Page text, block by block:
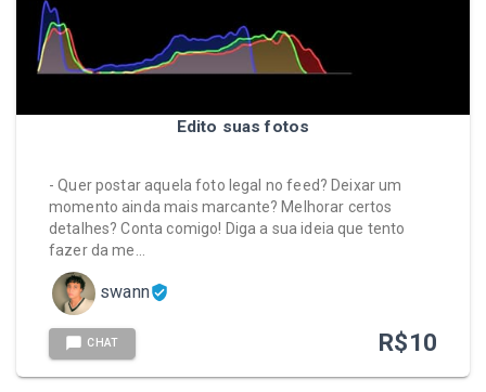
Edito suas fotos
- Quer postar aquela foto legal no feed? Deixar um
momento ainda mais marcante? Melhorar certos
detalhes? Conta comigo! Diga a sua ideia que tento
fazer da me…
swann
CHAT R$10